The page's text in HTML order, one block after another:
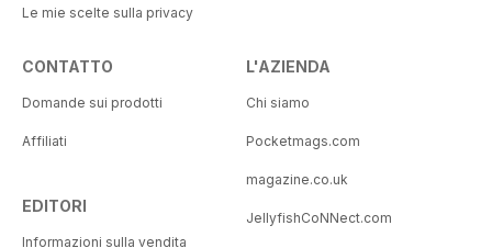
Le mie scelte sulla privacy
CONTATTO
Domande sui prodotti
Affiliati
EDITORI
Informazioni sulla vendita
L'AZIENDA
Chi siamo
Pocketmags.com
magazine.co.uk
JellyfishCoNNect.com